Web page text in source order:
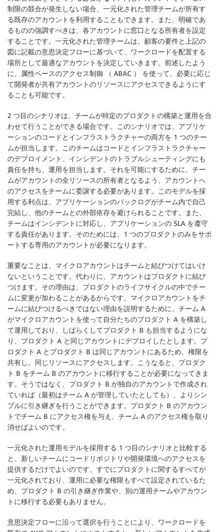
制限の競合が発生しない場合、一元化された管理チームが所有す
る既存のアカウントを利用することもできます。また、明確であ
るものの強調すべきは、各アカウントに窓口となる所有者を設定
することです。一元化された管理チームは、顧客の要件と上記の
図に記載の意思決定フローに基づいて、ワークロードを配置する
場所として最適なアカウントを決定していきます。前述したよう
に、属性ベースのアクセス制御 （ ABAC ） を使って、必要に応じ
て開発者が共有アカウントのリソースにアクセスできるようにす
ることも可能です。
2 つ目のシナリオは、チームが特定のプロダクトの構築と運用を合
わせて行うことができる場合です。このシナリオでは、アプリケ
ーションのコードとインフラストラクチャーの両方を 1 つのチー
ムが担当します。このチームはコードとインフラストラクチャー
のデプロイメント、インシデントのトラブルシューティングにも
責任を持ち、運用を担当します。それを可能にするために、チー
ムがアカウントの全リソースの所有者となるよう、アカウントへ
のアクセスをチームに委譲する必要があります。このモデルを採
用する利点は、アプリケーションのバックログがチーム内で自己
完結し、他のチームとの外部依存を避けられることです。また、
チームはインシデントに対応し、アプリケーションの SLA を遵守
する責任があります。そのためには、1 つのプロダクトのみをサポ
ートする専用のアカウントが必要になります。
重要なことは、マイクロアカウントはチームと結びつけてはいけ
ないということです。 代わりに、アカウントはプロダクトに結び
つけます。その理由は、プロダクトのライフサイクルの中でチー
ムに変更が加わることがあるからです。マイクロアカウントをチ
ームに結びつけるべきではない理由を説明するために、チーム A
がマイクロアカウントを使って自分たちのプロダクト A を構築し
て運用しており、しばらくしてプロダクト B も担当するようにな
り、プロダクト A と同じアカウントにデプロイしたとします。プ
ロダクト A とプロダクト B は同じアカウントにあるため、権限を
共有し、同じリソースにアクセスします。こうなると、プロダク
ト B をチーム B のアカウントに移行することが必要になってきま
す。そうではなく、プロダクト B が独自のアカウントで作成され
ていれば（最初はチーム A が管理していたとしても）、よりシン
プルに引き継ぎを行うことができます。プロダクト B のアカウン
トでチーム B にアクセス権を与え、チーム A のアクセス権を取り
消せばよいのです。
一元化された運用モデルを採用する 1 つ目のシナリオと比較する
と、新しいチームにコードリポジトリや開発環境へのアクセスを
提供するだけでよいのです。すでにプロダクトに関するすべてが
一元化されており、運用に必要な権限もすべて設定されているた
め、プロダクト B の引き継ぎ作業や、別の運用チームやアカウン
トに移行する必要もありません。
意思決定フローに沿って選択を行うことにより、ワークロードを